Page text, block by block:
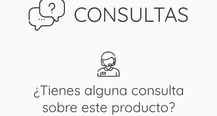
CONSULTAS
¿Tienes alguna consulta
sobre este producto?